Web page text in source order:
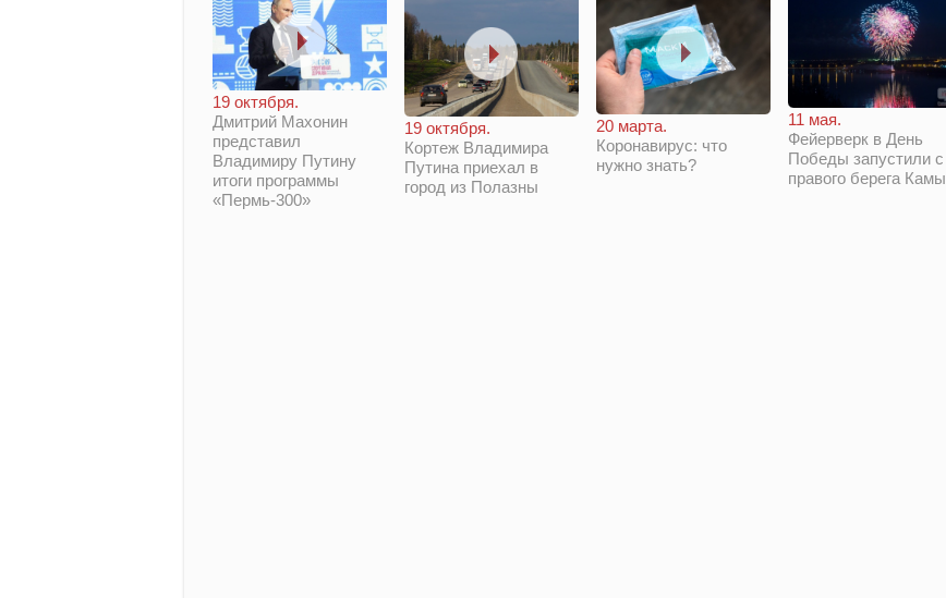
19 октября.
Дмитрий Махонин
представил
Владимиру Путину
итоги программы
«Пермь-300»
19 октября.
Кортеж Владимира
Путина приехал в
город из Полазны
20 марта.
Коронавирус: что
нужно знать?
11 мая.
Фейерверк в День
Победы запустили с
правого берега Камы